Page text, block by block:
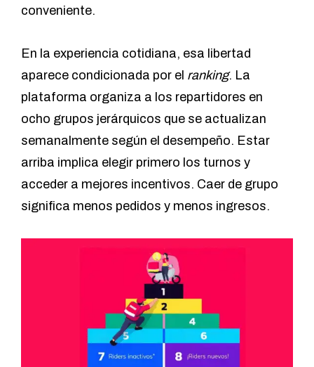
conveniente.
En la experiencia cotidiana, esa libertad
aparece condicionada por el ranking. La
plataforma organiza a los repartidores en
ocho grupos jerárquicos que se actualizan
semanalmente según el desempeño. Estar
arriba implica elegir primero los turnos y
acceder a mejores incentivos. Caer de grupo
significa menos pedidos y menos ingresos.